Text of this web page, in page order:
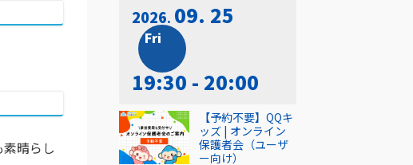
晴らし
2026 09. 25
Fri
19:30 - 20:00
【予約不要】QQキ
ッズ | オンライン
保護者会（ユーザ
ー向け）